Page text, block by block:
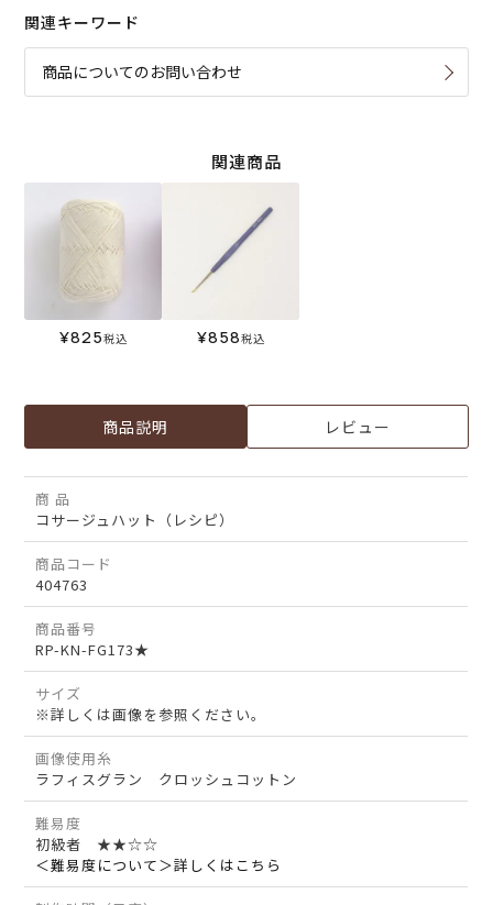
関連キーワード
商品についてのお問い合わせ
関連商品
¥825税込 ¥858税込
商品説明 レビュー
商 品
コサージュハット（レシピ）
商品コード
404763
商品番号
RP-KN-FG173★
サイズ
※詳しくは画像を参照ください。
画像使用糸
ラフィスグラン クロッシュコットン
難易度
初級者 ★★☆☆
＜難易度について＞詳しくはこちら